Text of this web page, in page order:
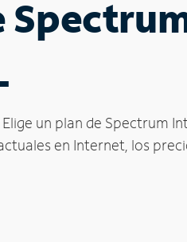
un plan de Spectrum
en Internet, los